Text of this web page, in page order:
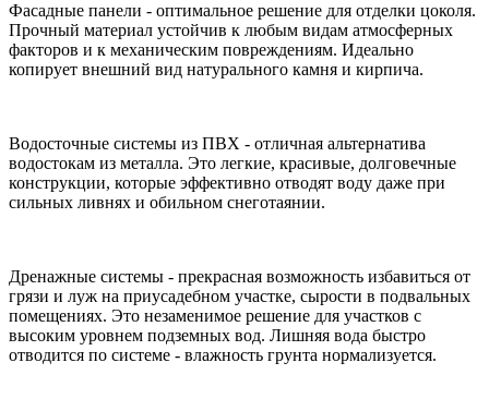
Фасадные панели - оптимальное решение для отделки цоколя.
Прочный материал устойчив к любым видам атмосферных
факторов и к механическим повреждениям. Идеально
копирует внешний вид натурального камня и кирпича.
Водосточные системы из ПВХ - отличная альтернатива
водостокам из металла. Это легкие, красивые, долговечные
конструкции, которые эффективно отводят воду даже при
сильных ливнях и обильном снеготаянии.
Дренажные системы - прекрасная возможность избавиться от
грязи и луж на приусадебном участке, сырости в подвальных
помещениях. Это незаменимое решение для участков с
высоким уровнем подземных вод. Лишняя вода быстро
отводится по системе - влажность грунта нормализуется.